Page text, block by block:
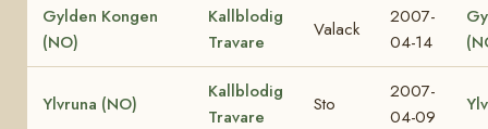
Gylden Kongen
(NO)
Kallblodig
Travare
Valack
2007-
04-14
Ylvruna (NO)
Kallblodig
Travare
Sto
2007-
04-09